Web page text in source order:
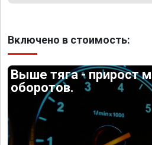
Включено в стоимость:
Выше тяга - прирост
оборотов.